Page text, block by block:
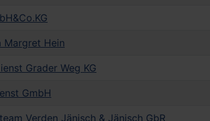
Margret Hein
Grader Weg KG
GmbH
Verden Jänisch & Jänisch GbR